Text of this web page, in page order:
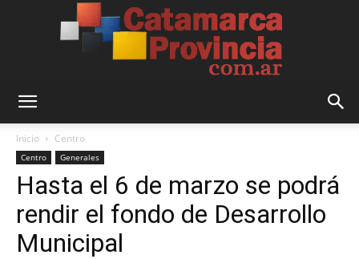
Provincia
Inicio Centro
Centro Generales
Hasta el 6 de marzo se podrá
rendir el fondo de Desarrollo
Municipal